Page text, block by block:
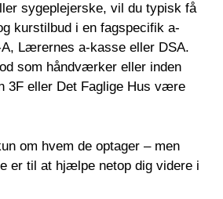
sygeplejerske, vil du typisk få
kurstilbud i en fagspecifik a-
Lærernes a-kasse eller DSA.
som håndværker eller inden
3F eller Det Faglige Hus være
om hvem de optager – men
er til at hjælpe netop dig videre i